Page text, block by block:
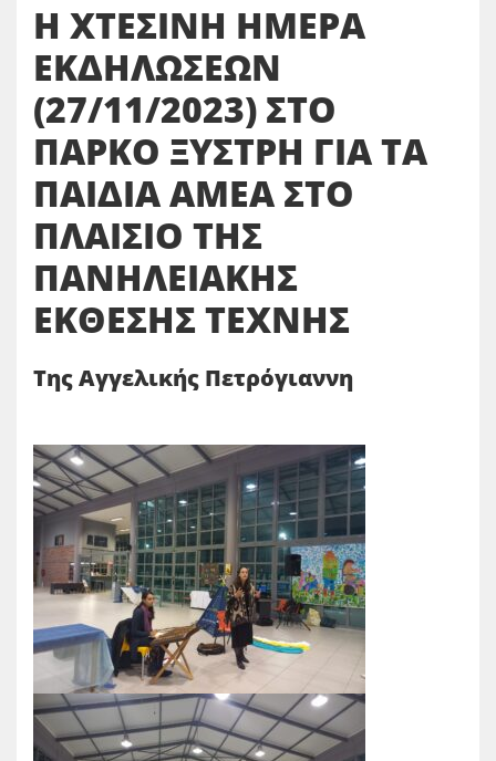
Η ΧΤΕΣΙΝΗ ΗΜΕΡΑ
ΕΚΔΗΛΩΣΕΩΝ
(27/11/2023) ΣΤΟ
ΠΑΡΚΟ ΞΥΣΤΡΗ ΓΙΑ ΤΑ
ΠΑΙΔΙΑ ΑΜΕΑ ΣΤΟ
ΠΛΑΙΣΙΟ ΤΗΣ
ΠΑΝΗΛΕΙΑΚΗΣ
ΕΚΘΕΣΗΣ ΤΕΧΝΗΣ
Της Αγγελικής Πετρόγιαννη